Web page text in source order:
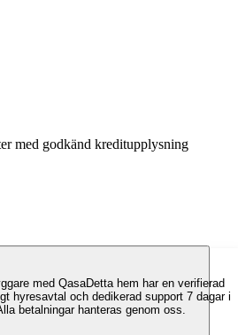
med godkänd kreditupplysning
med QasaDetta hem har en verifierad
hyresavtal och dedikerad support 7 dagar i
betalningar hanteras genom oss.